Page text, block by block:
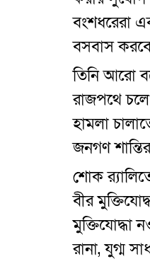
বংশধরেরা
বসবাস
তিনি আরো
রাজপথে চলে
হামলা
জনগণ
শোক
বীর
মুক্তিযোদ্ধা
রানা, যুগ্ম